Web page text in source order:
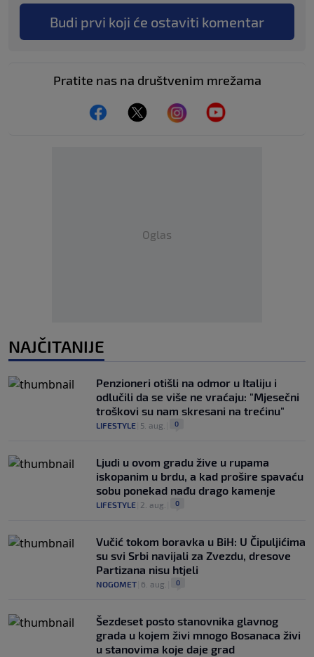
Budi prvi koji će ostaviti komentar
Pratite nas na društvenim mrežama
Oglas
NAJČITANIJE
Penzioneri otišli na odmor u Italiju i
odlučili da se više ne vraćaju: "Mjesečni
troškovi su nam skresani na trećinu"
LIFESTYLE 5. aug. 0
Ljudi u ovom gradu žive u rupama
iskopanim u brdu, a kad prošire spavaću
sobu ponekad nađu drago kamenje
LIFESTYLE 2. aug. 0
Vučić tokom boravka u BiH: U Čipuljićima
su svi Srbi navijali za Zvezdu, dresove
Partizana nisu htjeli
NOGOMET 6. aug. 0
Šezdeset posto stanovnika glavnog
grada u kojem živi mnogo Bosanaca živi
u stanovima koje daje grad